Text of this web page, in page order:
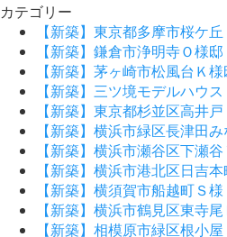
カテゴリー
【新築】東京都多摩市桜ケ
【新築】鎌倉市浄明寺Ｏ様邸
【新築】茅ヶ崎市松風台Ｋ様
【新築】三ツ境モデルハウス
【新築】東京都杉並区高井
【新築】横浜市緑区長津田
【新築】横浜市瀬谷区下瀬
【新築】横浜市港北区日吉
【新築】横須賀市船越町Ｓ
【新築】横浜市鶴見区東寺
【新築】相模原市緑区根小